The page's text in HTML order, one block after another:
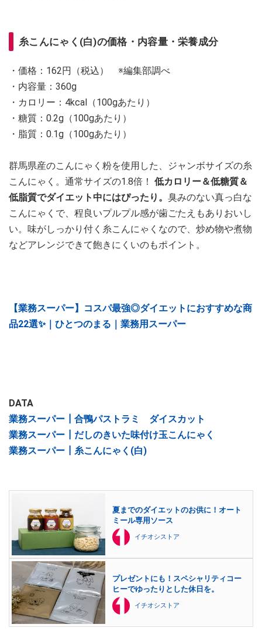
糸こんにゃく(白)の価格・内容量・栄養成分
・価格：162円（税込） ※編集部調べ
・内容量：360g
・カロリー：4kcal（100gあたり）
・糖質：0.2g（100gあたり）
・脂質：0.1g（100gあたり）
群馬県産のこんにゃく粉を使用した、ジャンボサイズの糸
こんにゃく。通常サイズの1.8倍！ 低カロリー＆低糖質＆
低脂質でダイエット中にはぴったり。 臭みのない真っ白な
こんにゃくで、程良いプルプル感が歯ごたえもありおいし
い。味がしっかり付く糸こんにゃくなので、炒め物や煮物
などアレンジできて飽きにくいのもポイント。
【業務スーパー】コスパ最強◎ダイエットにおすすめな商
品22選✨｜ひとつのまる｜業務用スーパー
DATA
業務スーパー┃合鴨パストラミ ダイスカット
業務スーパー┃だしのきいた味付け玉こんにゃく
業務スーパー┃糸こんにゃく(白)
夏までのダイエットのお供に！オート
ミール専用ソース
イチオシストア
プレゼントにも！スペシャリティコー
ヒーでゆったりとした休日を。
イチオシストア